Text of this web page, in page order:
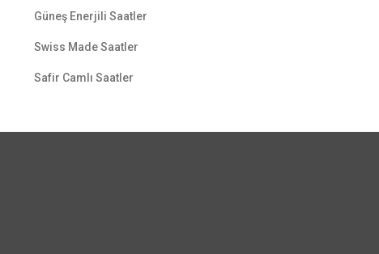
Güneş Enerjili Saatler
Swiss Made Saatler
Safir Camlı Saatler